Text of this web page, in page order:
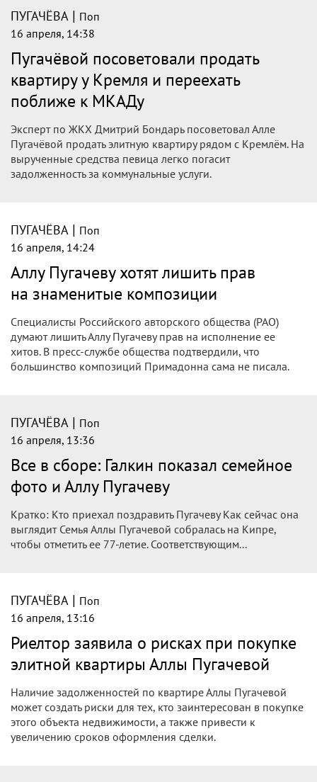
ПУГАЧЁВА | Поп
16 апреля, 14:38
Пугачёвой посоветовали продать
квартиру у Кремля и переехать
поближе к МКАДу
Эксперт по ЖКХ Дмитрий Бондарь посоветовал Алле
Пугачёвой продать элитную квартиру рядом с Кремлём. На
вырученные средства певица легко погасит
задолженность за коммунальные услуги.
ПУГАЧЁВА | Поп
16 апреля, 14:24
Аллу Пугачеву хотят лишить прав
на знаменитые композиции
Специалисты Российского авторского общества (РАО)
думают лишить Аллу Пугачеву прав на исполнение ее
хитов. В пресс-службе общества подтвердили, что
большинство композиций Примадонна сама не писала.
ПУГАЧЁВА | Поп
16 апреля, 13:36
Все в сборе: Галкин показал семейное
фото и Аллу Пугачеву
Кратко: Кто приехал поздравить Пугачеву Как сейчас она
выглядит Семья Аллы Пугачевой собралась на Кипре,
чтобы отметить ее 77-летие. Соответствующим...
ПУГАЧЁВА | Поп
16 апреля, 13:16
Риелтор заявила о рисках при покупке
элитной квартиры Аллы Пугачевой
Наличие задолженностей по квартире Аллы Пугачевой
может создать риски для тех, кто заинтересован в покупке
этого объекта недвижимости, а также привести к
увеличению сроков оформления сделки.